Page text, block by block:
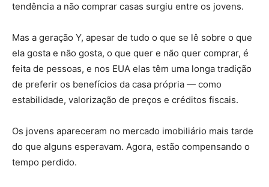
tendência a não comprar casas surgiu entre os jovens.
Mas a geração Y, apesar de tudo o que se lê sobre o que
ela gosta e não gosta, o que quer e não quer comprar, é
feita de pessoas, e nos EUA elas têm uma longa tradição
de preferir os benefícios da casa própria — como
estabilidade, valorização de preços e créditos fiscais.
Os jovens apareceram no mercado imobiliário mais tarde
do que alguns esperavam. Agora, estão compensando o
tempo perdido.